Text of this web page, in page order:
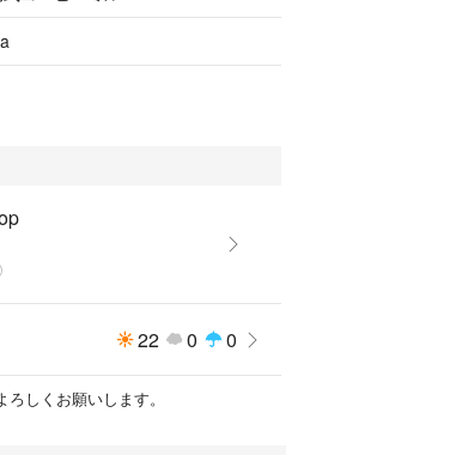
すが、使用頻度は少なく、箱に入れ
障はありません。
菌してますが、細かいところにコーヒ
す。気になる方は購入をお控えくださ
耗はあります。写真でご確認くださ
22 0 0
しくお願いします。